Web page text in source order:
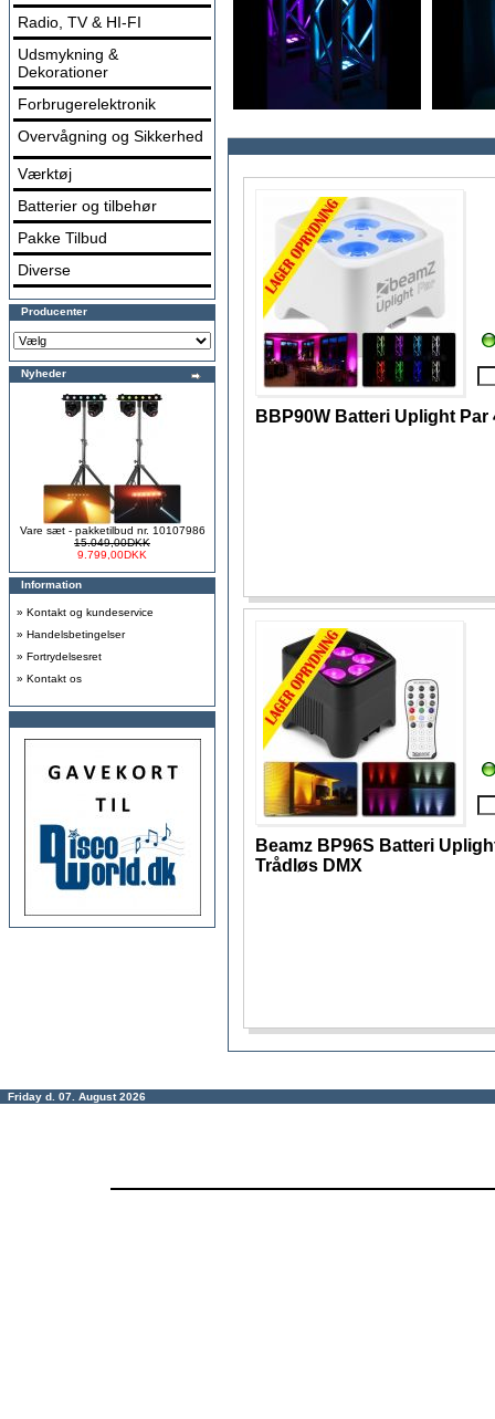
Radio, TV & HI-FI
Udsmykning &
Dekorationer
Forbrugerelektronik
Overvågning og Sikkerhed
Værktøj
Batterier og tilbehør
Pakke Tilbud
Diverse
Producenter
Nyheder
Vare sæt - pakketilbud nr. 10107986
15.049,00DKK
9.799,00DKK
Information
» Kontakt og kundeservice
» Handelsbetingelser
» Fortrydelsesret
» Kontakt os
BBP90W Batteri Uplight Par
Beamz BP96S Batteri
Trådløs DMX
Friday d. 07. August 2026